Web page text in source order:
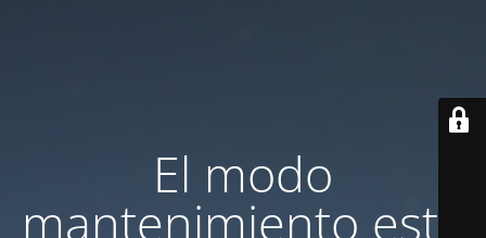
El modo
mantenimiento está